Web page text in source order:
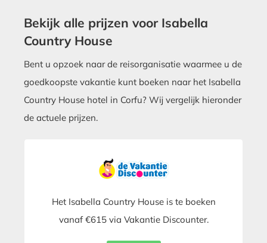
Bekijk alle prijzen voor Isabella
Country House
Bent u opzoek naar de reisorganisatie waarmee u de
goedkoopste vakantie kunt boeken naar het Isabella
Country House hotel in Corfu? Wij vergelijk hieronder
de actuele prijzen.
Het Isabella Country House is te boeken
vanaf €615 via Vakantie Discounter.